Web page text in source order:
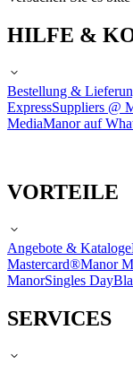
HILFE &
Bestellung &
ExpressSuppliers @
MediaManor auf
VORTEILE
Angebote & Kataloge
Mastercard®Manor
ManorSingles Day
SERVICES